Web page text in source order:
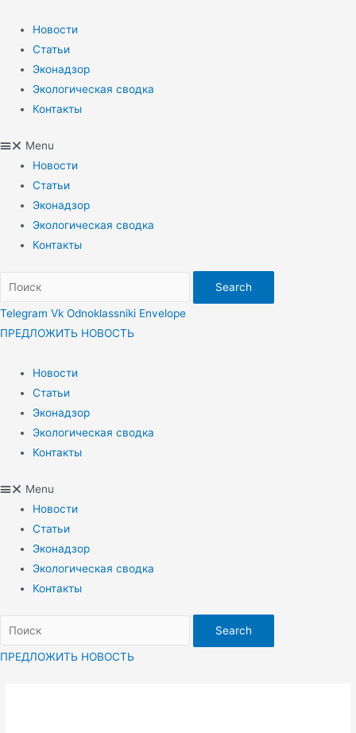
содержимому
Новости
Статьи
Эконадзор
Экологическая сводка
Контакты
Menu
Новости
Статьи
Эконадзор
Экологическая сводка
Контакты
Search
Telegram Vk Odnoklassniki Envelope
ПРЕДЛОЖИТЬ НОВОСТЬ
Новости
Статьи
Эконадзор
Экологическая сводка
Контакты
Menu
Новости
Статьи
Эконадзор
Экологическая сводка
Контакты
Search
ПРЕДЛОЖИТЬ НОВОСТЬ